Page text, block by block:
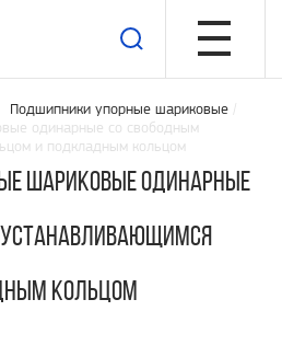
Подшипники упорные шариковые /
одинарные со свободным
и подкладным кольцом
шариковые одинарные
кольцом